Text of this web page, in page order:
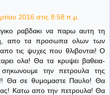
2016 στις 8:58 π.μ.
ραβδακι να παρω αυτη τη
απο τα προσωπα ολων των
τις ψυχες που θλιβονται! Ο
ολα! Θα τα κρυψει βαθεια-
την πετρουλα της
Θα σε θυμομαστε Παυλο! Θα
Κατω απο την πετρουλα! Θα